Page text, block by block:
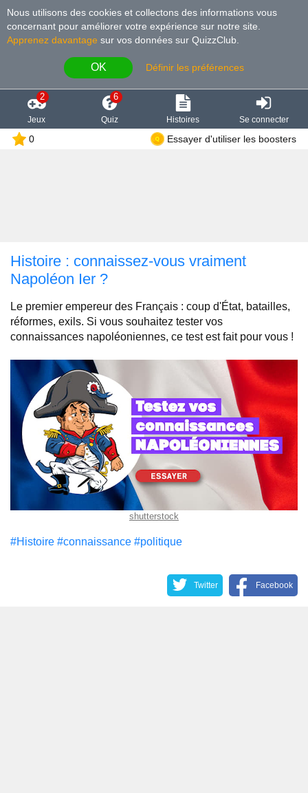
Nous utilisons des cookies et collectons des informations vous
concernant pour améliorer votre expérience sur notre site
Apprenez davantage sur vos données sur QuizzClub.
OK Définir les préférences
2
Jeux
6
Quiz Histoires Se connecter
0 Essayer d'utiliser les boosters
Histoire : connaissez-vous vraiment
Napoléon Ier ?
Le premier empereur des Français : coup d'État, batailles,
réformes, exils. Si vous souhaitez tester vos
connaissances napoléoniennes, ce test est fait pour vous !
shutterstock
#Histoire #connaissance #politique
Twitter Facebook